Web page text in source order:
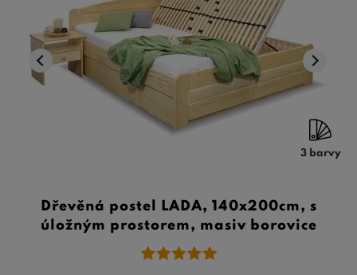
3 barvy
Dřevěná postel LADA, 140x200cm, s
úložným prostorem, masiv borovice